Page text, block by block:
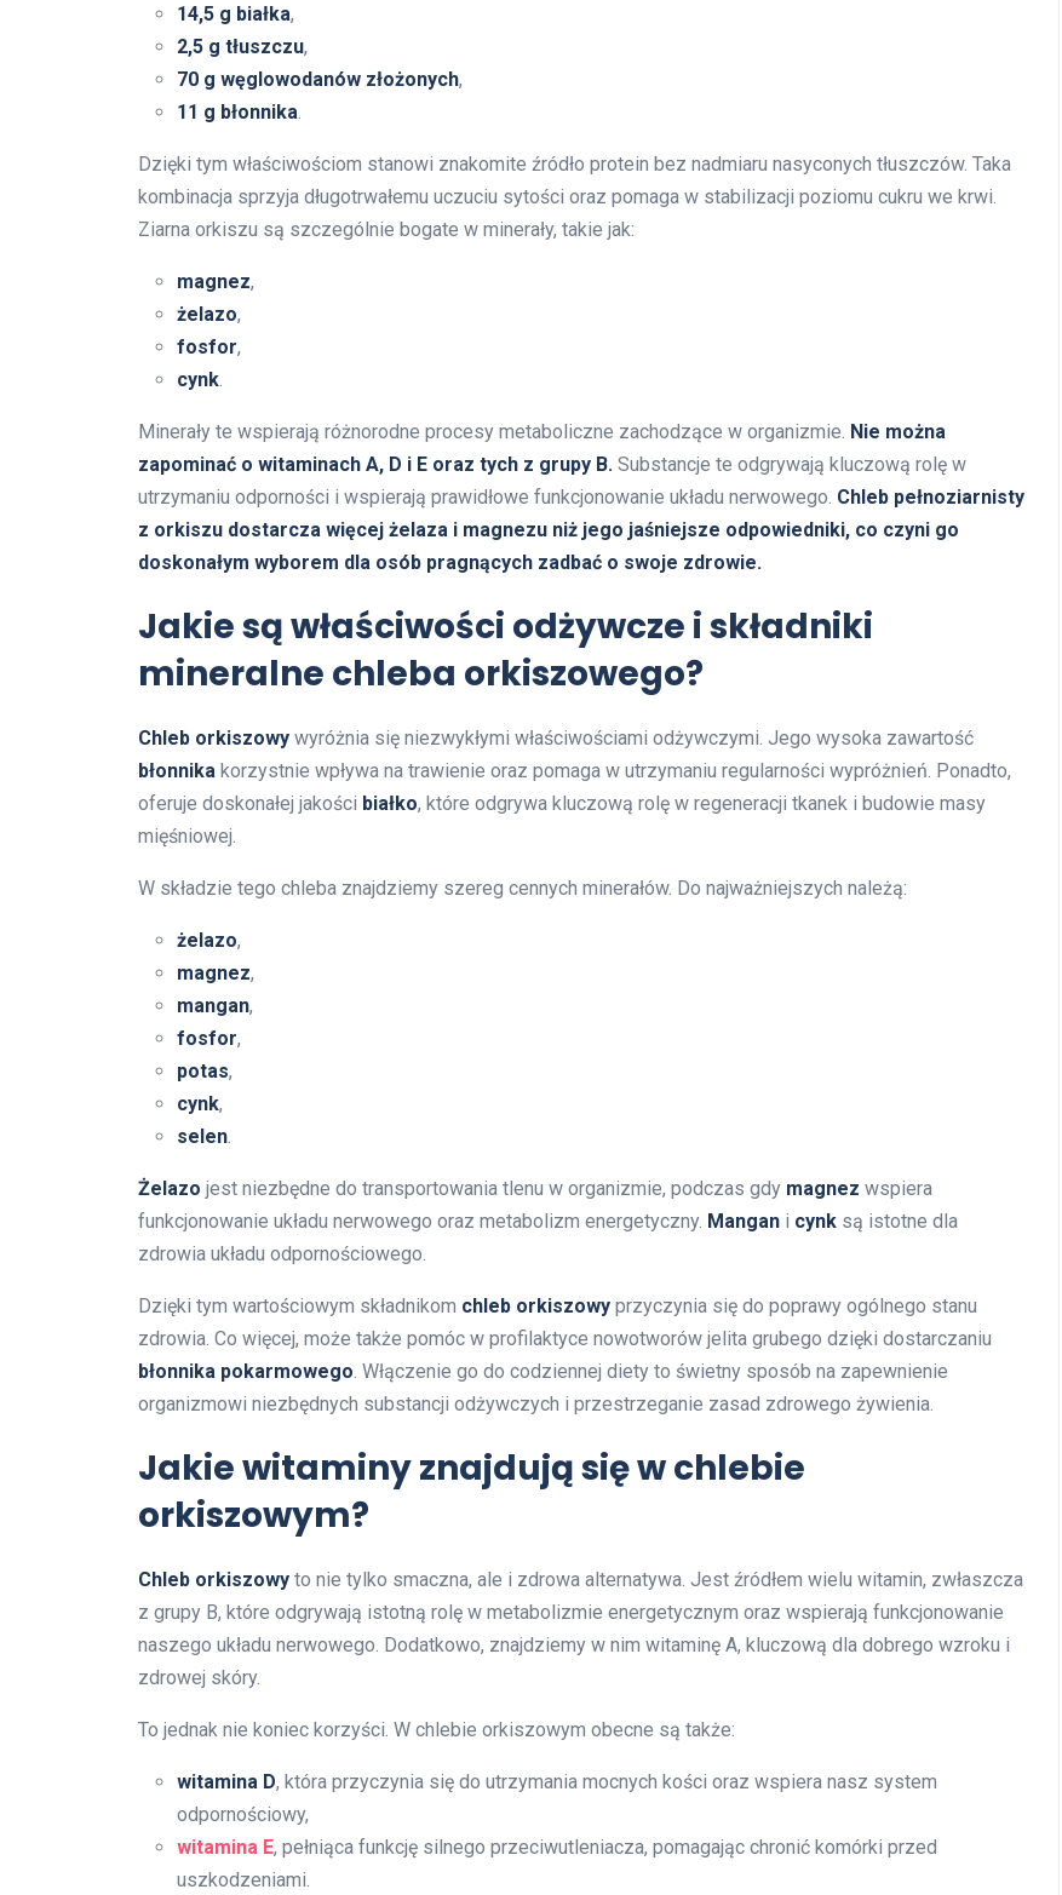
14,5 g białka,
2,5 g tłuszczu,
70 g węglowodanów złożonych,
11 g błonnika
Dzięki tym właściwościom stanowi znakomite źródło protein bez nadmiaru nasyconych tłuszczów. Taka
kombinacja sprzyja długotrwałemu uczuciu sytości oraz pomaga w stabilizacji poziomu cukru we krwi.
Ziarna orkiszu są szczególnie bogate w minerały, takie jak:
magnez,
żelazo,
fosfor,
cynk
Minerały te wspierają różnorodne procesy metaboliczne zachodzące w organizmie. Nie można
zapominać o witaminach A, D i E oraz tych z grupy B. Substancje te odgrywają kluczową rolę w
utrzymaniu odporności i wspierają prawidłowe funkcjonowanie układu nerwowego. Chleb pełnoziarnisty
z orkiszu dostarcza więcej żelaza i magnezu niż jego jaśniejsze odpowiedniki, co czyni go
doskonałym wyborem dla osób pragnących zadbać o swoje zdrowie.
Jakie są właściwości odżywcze i składniki
mineralne chleba orkiszowego?
Chleb orkiszowy wyróżnia się niezwykłymi właściwościami odżywczymi. Jego wysoka zawartość
błonnika korzystnie wpływa na trawienie oraz pomaga w utrzymaniu regularności wypróżnień. Ponadto,
oferuje doskonałej jakości białko, które odgrywa kluczową rolę w regeneracji tkanek i budowie masy
mięśniowej.
W składzie tego chleba znajdziemy szereg cennych minerałów. Do najważniejszych należą:
żelazo,
magnez,
mangan,
fosfor,
potas,
cynk,
selen
Żelazo jest niezbędne do transportowania tlenu w organizmie, podczas gdy magnez wspiera
funkcjonowanie układu nerwowego oraz metabolizm energetyczny. Mangan i cynk są istotne dla
zdrowia układu odpornościowego.
Dzięki tym wartościowym składnikom chleb orkiszowy przyczynia się do poprawy ogólnego stanu
zdrowia. Co więcej, może także pomóc w profilaktyce nowotworów jelita grubego dzięki dostarczaniu
błonnika pokarmowego . Włączenie go do codziennej diety to świetny sposób na zapewnienie
organizmowi niezbędnych substancji odżywczych i przestrzeganie zasad zdrowego żywienia.
Jakie witaminy znajdują się w chlebie
orkiszowym?
Chleb orkiszowy to nie tylko smaczna, ale i zdrowa alternatywa. Jest źródłem wielu witamin, zwłaszcza
z grupy B, które odgrywają istotną rolę w metabolizmie energetycznym oraz wspierają funkcjonowanie
naszego układu nerwowego. Dodatkowo, znajdziemy w nim witaminę A, kluczową dla dobrego wzroku i
zdrowej skóry.
To jednak nie koniec korzyści. W chlebie orkiszowym obecne są także:
witamina D, która przyczynia się do utrzymania mocnych kości oraz wspiera nasz system
odpornościowy,
witamina E, pełniąca funkcję silnego przeciwutleniacza, pomagając chronić komórki przed
uszkodzeniami.